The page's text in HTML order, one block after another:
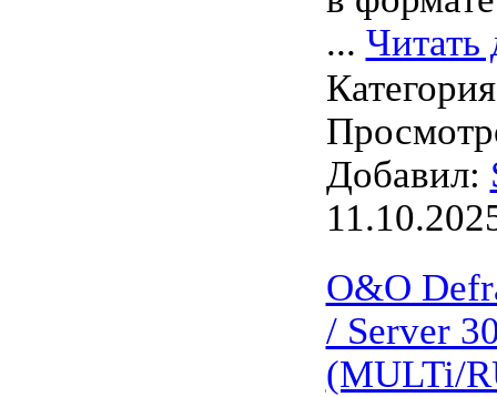
... Читать
Добавил:
O&O
/ Server
(MULTi/